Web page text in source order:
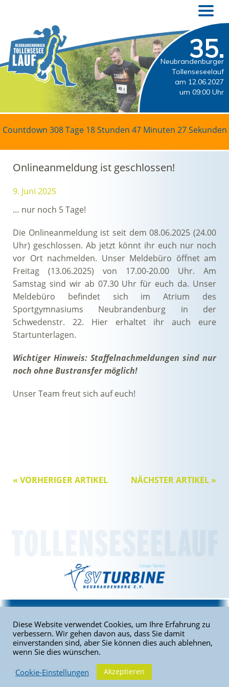
35.
Neubrandenburger
Tollenseseelauf
am 12.06.2027
um 09:00 Uhr
Countdown 308 Tage 18 Stunden 47 Minuten 27 Sekunden
Onlineanmeldung ist geschlossen!
9. Juni 2025
… nur noch 5 Tage!
Die Onlineanmeldung ist seit dem 08.06.2025 (24.00
Uhr) geschlossen. Ab jetzt könnt ihr euch nur noch
vor Ort nachmelden. Unser Meldebüro öffnet am
Freitag (13.06.2025) von 17.00-20.00 Uhr. Am
Samstag sind wir ab 07.30 Uhr für euch da. Unser
Meldebüro befindet sich im Atrium des
Sportgymnasiums Neubrandenburg in der
Schwedenstr. 22. Hier erhaltet ihr auch eure
Startunterlagen.
Wichtiger Hinweis: Staffelnachmeldungen sind nur
noch ohne Bustransfer möglich!
Unser Team freut sich auf euch!
NÄCHSTER ARTIKEL »
« VORHERIGER ARTIKEL
Copyright © 2026 Tollenseseelauf. Alle Rechte vorbehalten. | SV
Turbine Neubrandenburg e.V.
Diese Website verwendet Cookies, um Ihre Erfahrung zu
verbessern. Wir gehen davon aus, dass Sie damit
einverstanden sind, aber Sie können dies auch ablehnen,
wenn Sie dies wünschen.
Cookie-Einstellungen
Akzeptieren